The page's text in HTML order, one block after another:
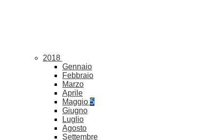
2018
Gennaio
Febbraio
Marzo
Aprile
Maggio 5
Giugno
Luglio
Agosto
Settembre